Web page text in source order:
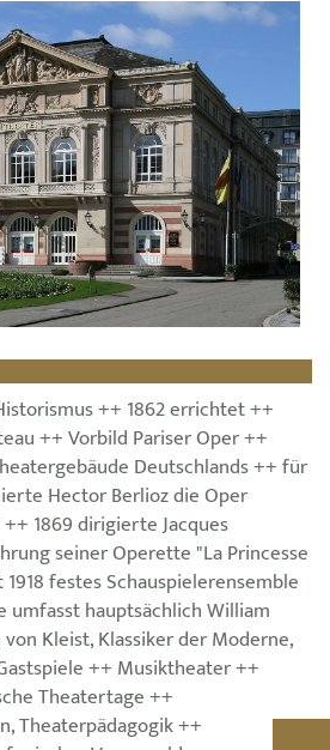
++ 1862 errichtet ++
++ Vorbild Pariser Oper ++
Deutschlands ++ für
Hector Berlioz die Oper
1869 dirigierte Jacques
seiner Operette "La Princesse
festes Schauspielerensemble
hauptsächlich William
Kleist, Klassiker der Moderne,
++ Musiktheater ++
Theatertage ++
Theaterpädagogik ++